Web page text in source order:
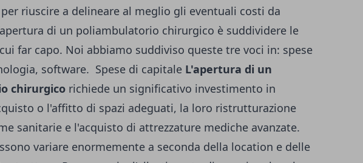
riuscire a delineare al meglio gli eventuali costi da
di un poliambulatorio chirurgico è suddividere le
far capo. Noi abbiamo suddiviso queste tre voci in: spese
software. Spese di capitale L'apertura di un
chirurgico richiede un significativo investimento in
o l'affitto di spazi adeguati, la loro ristrutturazione
sanitarie e l'acquisto di attrezzature mediche avanzate.
variare enormemente a seconda della location e delle